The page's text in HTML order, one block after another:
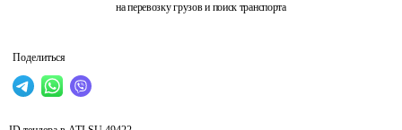
на перевозку грузов и поиск транспорта
Поделиться